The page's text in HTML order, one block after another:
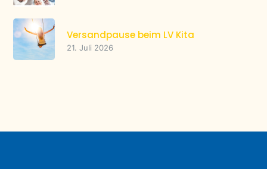
Versandpause beim LV Kita
21. Juli 2026
Kita- und Schulverpflegung im Mittelpunkt
Das LErn BW macht auf Veranstaltungen